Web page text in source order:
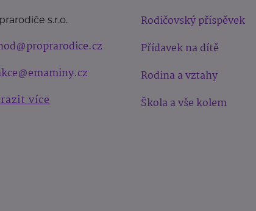
s.r.o.
více
Rodičovský příspěvek
Přídavek na dítě
Rodina a vztahy
Škola a vše kolem